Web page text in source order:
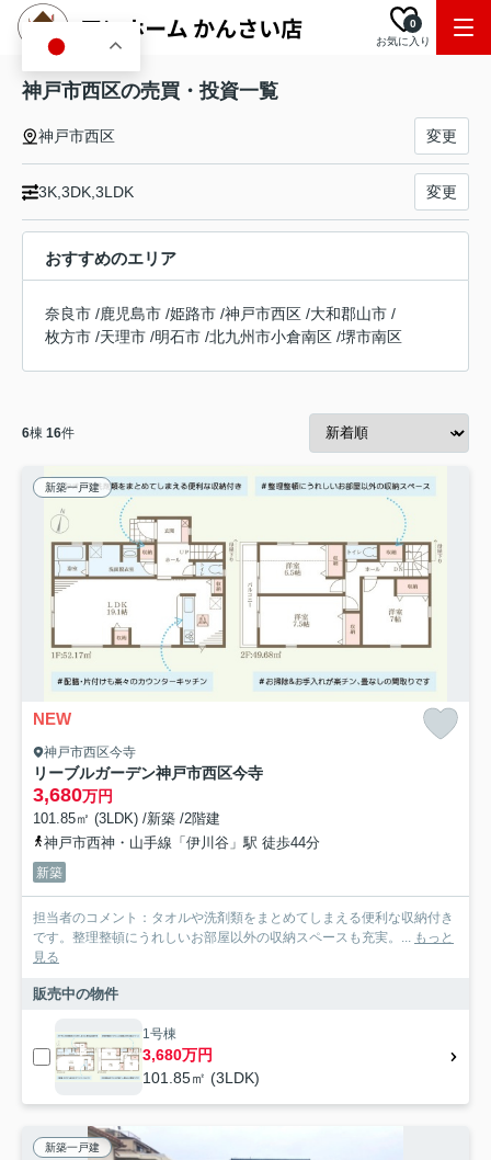
お気に入り
0
神戸市西区の売買・投資一覧
神戸市西区 変更
3K,3DK,3LDK 変更
おすすめのエリア
奈良市 /鹿児島市 /姫路市 /神戸市西区 /大和郡山市 /
枚方市 /天理市 /明石市 /北九州市小倉南区 /堺市南区
6棟 16件
新築一戸建
NEW
神戸市西区今寺
リーブルガーデン神戸市西区今寺
3,680万円
101.85㎡ (3LDK) /新築 /2階建
神戸市西神・山手線「伊川谷」駅 徒歩44分
新築
担当者のコメント：タオルや洗剤類をまとめてしまえる便利な収納付き
です。整理整頓にうれしいお部屋以外の収納スペースも充実。... もっと
見る
販売中の物件
1号棟
3,680万円
101.85㎡ (3LDK)
新築一戸建